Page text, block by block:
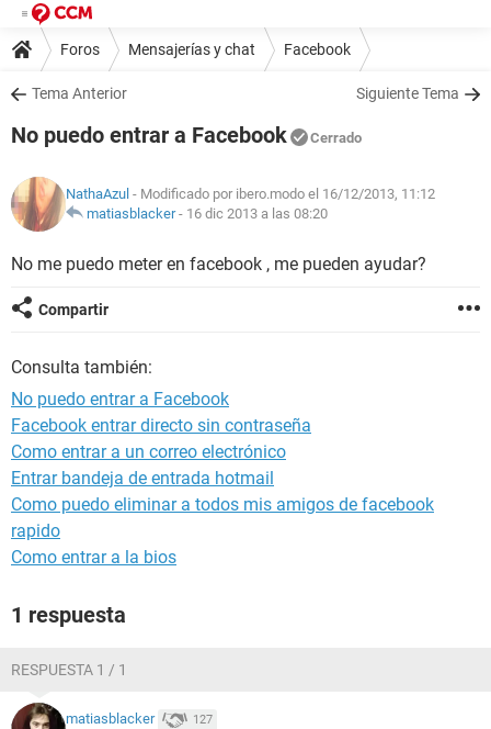
Foros Mensajerías y chat Facebook
Tema Anterior Siguiente Tema
No puedo entrar a Facebook Cerrado
NathaAzul - Modificado por ibero.modo el 16/12/2013, 11:12
matiasblacker- 16 dic 2013 a las 08:20
No me puedo meter en facebook , me pueden ayudar?
Compartir
Consulta también:
No puedo entrar a Facebook
Facebook entrar directo sin contraseña
Como entrar a un correo electrónico
Entrar bandeja de entrada hotmail
Como puedo eliminar a todos mis amigos de facebook
rapido
Como entrar a la bios
1 respuesta
RESPUESTA 1 / 1
matiasblacker 127